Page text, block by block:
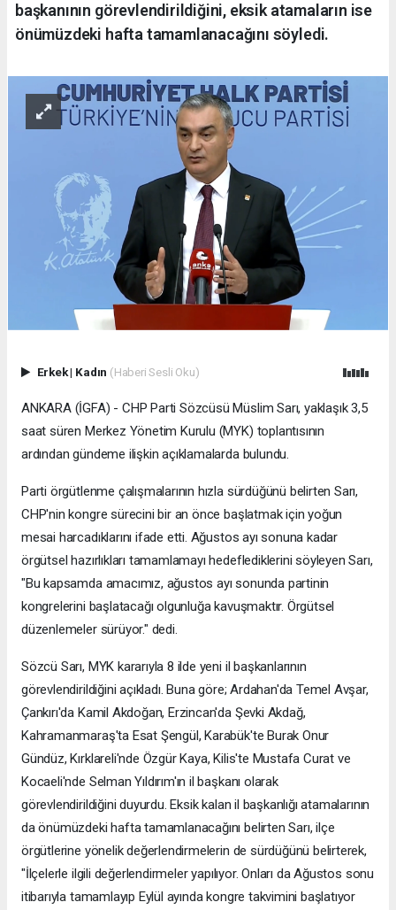
başkanının görevlendirildiğini, eksik atamaların ise
önümüzdeki hafta tamamlanacağını söyledi.
Erkek| Kadın (Haberi Sesli Oku)
ANKARA (İGFA) - CHP Parti Sözcüsü Müslim Sarı, yaklaşık 3,5
saat süren Merkez Yönetim Kurulu (MYK) toplantısının
ardından gündeme ilişkin açıklamalarda bulundu.
Parti örgütlenme çalışmalarının hızla sürdüğünü belirten Sarı,
CHP'nin kongre sürecini bir an önce başlatmak için yoğun
mesai harcadıklarını ifade etti. Ağustos ayı sonuna kadar
örgütsel hazırlıkları tamamlamayı hedeflediklerini söyleyen Sarı,
"Bu kapsamda amacımız, ağustos ayı sonunda partinin
kongrelerini başlatacağı olgunluğa kavuşmaktır. Örgütsel
düzenlemeler sürüyor." dedi.
Sözcü Sarı, MYK kararıyla 8 ilde yeni il başkanlarının
görevlendirildiğini açıkladı. Buna göre; Ardahan'da Temel Avşar,
Çankırı'da Kamil Akdoğan, Erzincan'da Şevki Akdağ,
Kahramanmaraş'ta Esat Şengül, Karabük'te Burak Onur
Gündüz, Kırklareli'nde Özgür Kaya, Kilis'te Mustafa Curat ve
Kocaeli'nde Selman Yıldırım'ın il başkanı olarak
görevlendirildiğini duyurdu. Eksik kalan il başkanlığı atamalarının
da önümüzdeki hafta tamamlanacağını belirten Sarı, ilçe
örgütlerine yönelik değerlendirmelerin de sürdüğünü belirterek,
"İlçelerle ilgili değerlendirmeler yapılıyor. Onları da Ağustos sonu
itibarıyla tamamlayıp Eylül ayında kongre takvimini başlatıyor